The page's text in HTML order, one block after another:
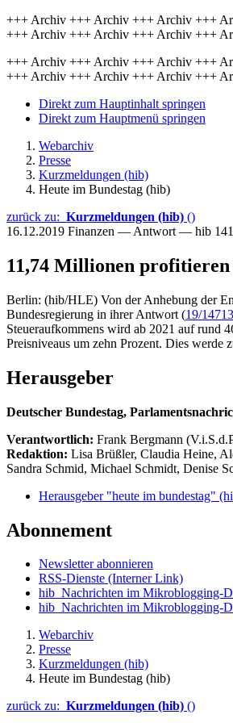
+++ Archiv +++ Archiv +++ Archiv +++
+++ Archiv +++ Archiv +++ Archiv +++
+++ Archiv +++ Archiv +++ Archiv +++
+++ Archiv +++ Archiv +++ Archiv +++
Direkt zum Hauptinhalt springen
Direkt zum Hauptmenü springen
Webarchiv
Presse
Kurzmeldungen (hib)
Heute im Bundestag (hib)
zurück zu: Kurzmeldungen (hib) ()
16.12.2019 Finanzen — Antwort — hib
11,74 Millionen profitieren
Berlin: (hib/HLE) Von der Anhebung der
Bundesregierung in ihrer Antwort (19/14713
Steueraufkommens wird ab 2021 auf rund
Preisniveaus um zehn Prozent. Dies werde
Herausgeber
Deutscher Bundestag,
Verantwortlich: Frank Bergmann
Redaktion: Lisa Brüßler, Claudia Heine,
Sandra Schmid, Michael Schmidt, Denise
Herausgeber "heute im bundestag"
Abonnement
Newsletter abonnieren
RSS-Dienste (Interner Link)
hib_Nachrichten im Mikroblogging-
hib_Nachrichten im Mikroblogging-
Webarchiv
Presse
Kurzmeldungen (hib)
Heute im Bundestag (hib)
zurück zu: Kurzmeldungen (hib) ()